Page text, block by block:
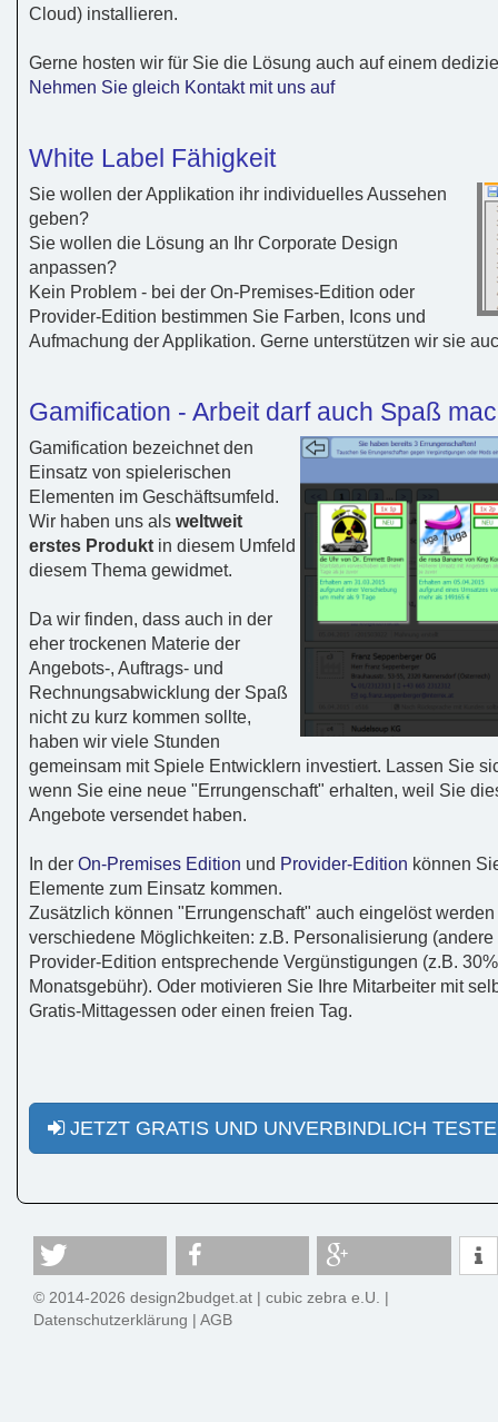
Cloud) installieren.
Gerne hosten wir für Sie die Lösung auch auf einem
Nehmen Sie gleich Kontakt mit uns auf
White Label Fähigkeit
Sie wollen der Applikation ihr individuelles Aussehen
geben?
Sie wollen die Lösung an Ihr Corporate Design
anpassen?
Kein Problem - bei der On-Premises-Edition oder
Provider-Edition bestimmen Sie Farben, Icons und
Aufmachung der Applikation. Gerne unterstützen wir sie
Gamification - Arbeit darf auch Spaß
Gamification bezeichnet den
Einsatz von spielerischen
Elementen im Geschäftsumfeld.
Wir haben uns als weltweit
erstes Produkt in diesem Umfeld
diesem Thema gewidmet.
Da wir finden, dass auch in der
eher trockenen Materie der
Angebots-, Auftrags- und
Rechnungsabwicklung der Spaß
nicht zu kurz kommen sollte,
haben wir viele Stunden
gemeinsam mit Spiele Entwicklern investiert. Lassen Sie
wenn Sie eine neue "Errungenschaft" erhalten, weil Sie
Angebote versendet haben.
In der On-Premises Edition und Provider-Edition können
Elemente zum Einsatz kommen.
Zusätzlich können "Errungenschaft" auch eingelöst
verschiedene Möglichkeiten: z.B. Personalisierung
Provider-Edition entsprechende Vergünstigungen (z.B.
Monatsgebühr). Oder motivieren Sie Ihre Mitarbeiter mit
Gratis-Mittagessen oder einen freien Tag.
JETZT GRATIS UND UNVERBINDLICH
© 2014-2026 design2budget.at |cubic zebra e.U. |
Datenschutzerklärung |AGB